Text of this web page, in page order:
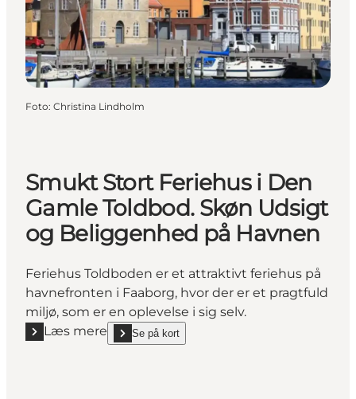
Foto: Christina Lindholm
Smukt Stort Feriehus i Den
Gamle Toldbod. Skøn Udsigt
og Beliggenhed på Havnen
Feriehus Toldboden er et attraktivt feriehus på
havnefronten i Faaborg, hvor der er et pragtfuld
miljø, som er en oplevelse i sig selv.
Læs mere
Læs mere "Smukt Stort Feriehus i Den Gamle
Se på kort
show Smukt Stort Feriehus i Den Gamle Toldbod.